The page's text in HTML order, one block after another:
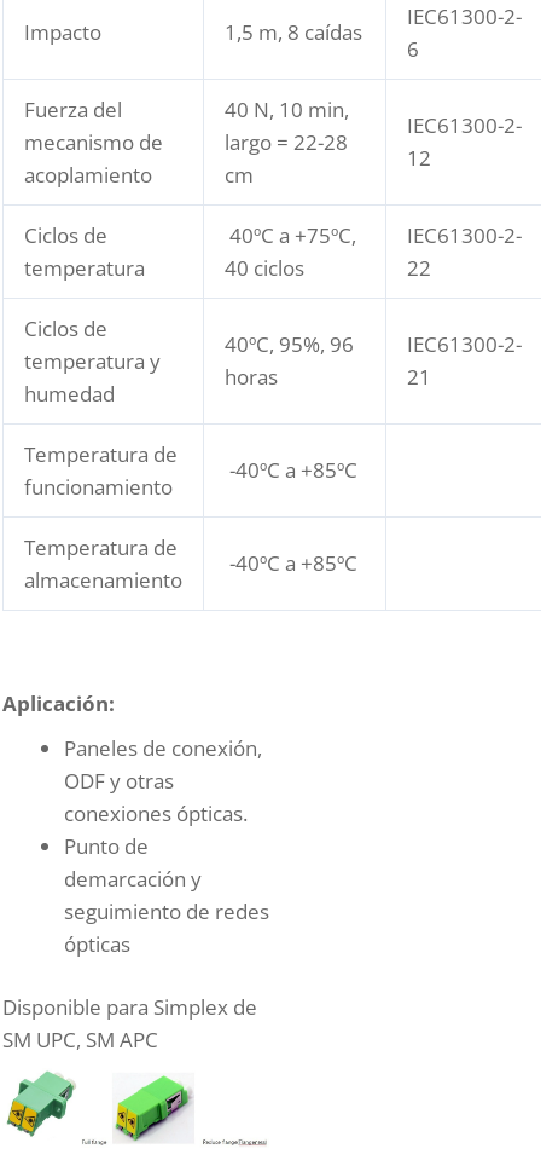
Impacto 1,5 m, 8 caídas
IEC61300-2-
6
Fuerza del
mecanismo de
acoplamiento
40 N, 10 min,
largo = 22-28
cm
IEC61300-2-
12
Ciclos de
temperatura
40ºC a +75ºC,
40 ciclos
IEC61300-2-
22
Ciclos de
temperatura y
humedad
40ºC, 95%, 96
horas
IEC61300-2-
21
Temperatura de
funcionamiento
-40ºC a +85ºC
Temperatura de
almacenamiento
-40ºC a +85ºC
Aplicación:
Paneles de conexión,
ODF y otras
conexiones ópticas.
Punto de
demarcación y
seguimiento de redes
ópticas
Disponible para Simplex de
SM UPC, SM APC